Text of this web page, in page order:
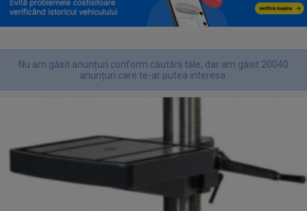
Nu am găsit anunțuri conform căutării tale, dar am găsit 20040
anunțuri care te-ar putea interesa.